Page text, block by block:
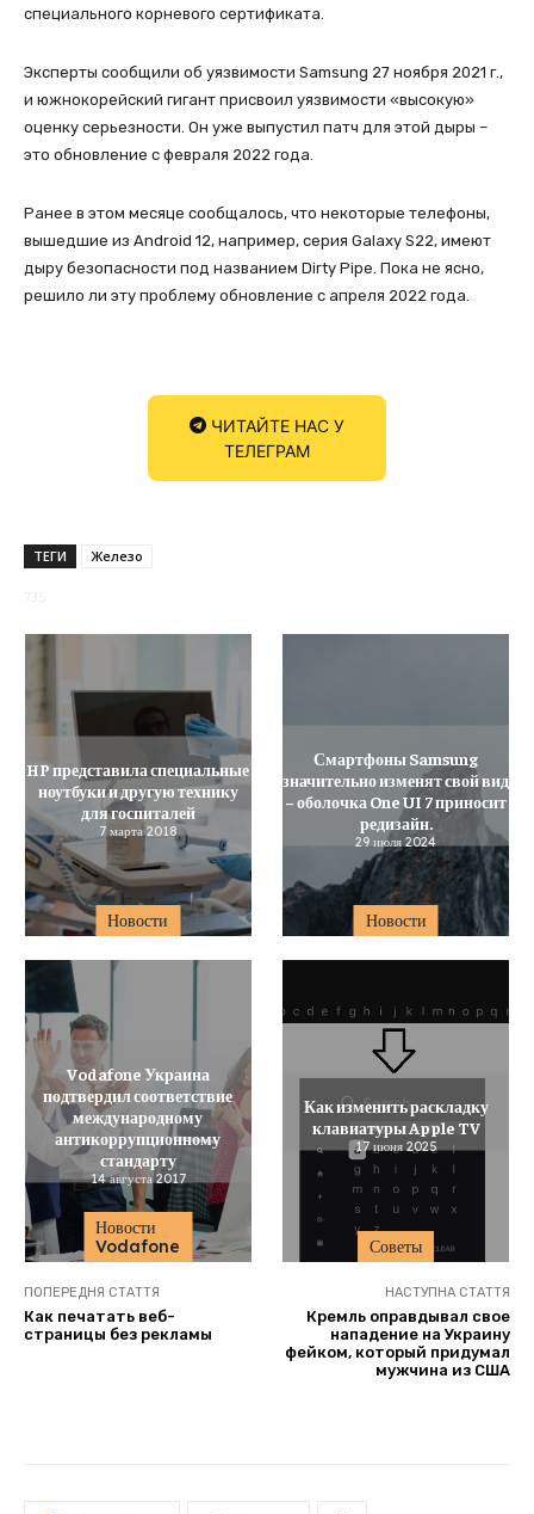
специального корневого сертификата.
Эксперты сообщили об уязвимости Samsung 27 ноября 2021 г.,
и южнокорейский гигант присвоил уязвимости «высокую»
оценку серьезности. Он уже выпустил патч для этой дыры –
это обновление с февраля 2022 года.
Ранее в этом месяце сообщалось, что некоторые телефоны,
вышедшие из Android 12, например, серия Galaxy S22, имеют
дыру безопасности под названием Dirty Pipe. Пока не ясно,
решило ли эту проблему обновление с апреля 2022 года.
ЧИТАЙТЕ НАС У
ТЕЛЕГРАМ
ТЕГИ Железо
Новости
HP представила специальные
ноутбуки и другую технику
для госпиталей
7 марта 2018
Новости
Смартфоны Samsung
значительно изменят свой вид
– оболочка One UI 7 приносит
редизайн.
29 июля 2024
Новости
Vodafone
Vodafone Украина
подтвердил соответствие
международному
антикоррупционному
стандарту
14 августа 2017
Советы
Как изменить раскладку
клавиатуры Apple TV
17 июня 2025
ПОПЕРЕДНЯ СТАТТЯ
Как печатать веб-
страницы без рекламы
НАСТУПНА СТАТТЯ
Кремль оправдывал свое
нападение на Украину
фейком, который придумал
мужчина из США